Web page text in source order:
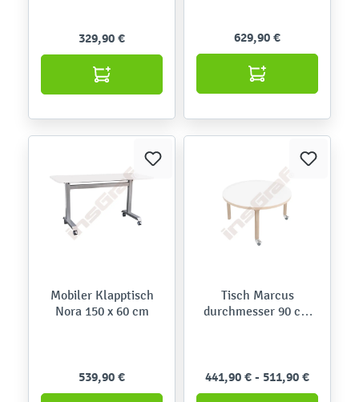
329,90 € 629,90 €
Mobiler Klapptisch
Nora 150 x 60 cm
539,90 €
Tisch Marcus
durchmesser 90 cm
441,90 € - 511,90 €